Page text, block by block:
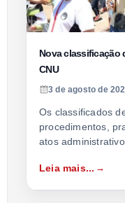
Nova classificação
CNU
3 de agosto de
Os classificados
procedimentos,
atos
Leia mais...